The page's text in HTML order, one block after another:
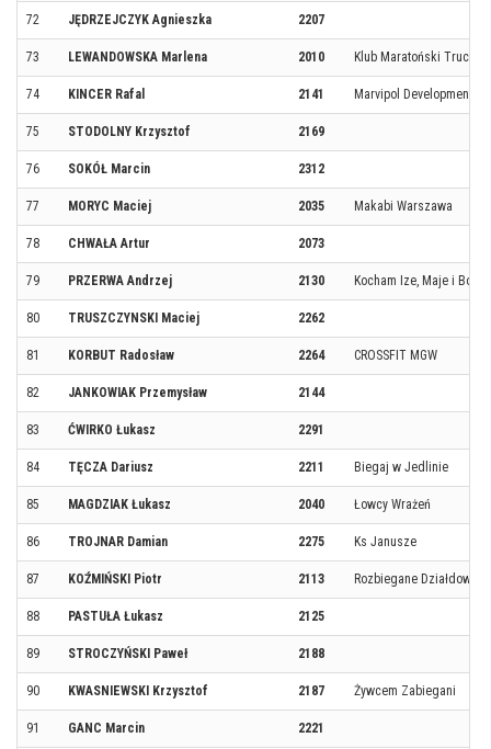
72 JĘDRZEJCZYK Agnieszka 2207
73 LEWANDOWSKA Marlena 2010 Klub Maratoński
74 KINCER Rafal 2141 Marvipol Development
75 STODOLNY Krzysztof 2169
76 SOKÓŁ Marcin 2312
77 MORYC Maciej 2035 Makabi Warszawa
78 CHWAŁA Artur 2073
79 PRZERWA Andrzej 2130 Kocham Ize, Maje i
80 TRUSZCZYNSKI Maciej 2262
81 KORBUT Radosław 2264 CROSSFIT MGW
82 JANKOWIAK Przemysław 2144
83 ĆWIRKO Łukasz 2291
84 TĘCZA Dariusz 2211 Biegaj w Jedlinie
85 MAGDZIAK Łukasz 2040 Łowcy Wrażeń
86 TROJNAR Damian 2275 Ks Janusze
87 KOŹMIŃSKI Piotr 2113 Rozbiegane Działdowo
88 PASTUŁA Łukasz 2125
89 STROCZYŃSKI Paweł 2188
90 KWASNIEWSKI Krzysztof 2187 Żywcem Zabiegani
91 GANC Marcin 2221